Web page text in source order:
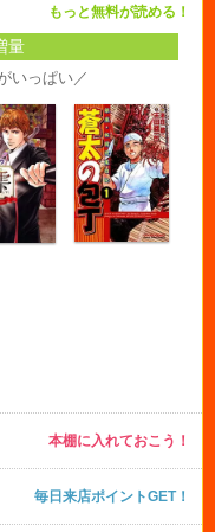
もっと無料が読める！
量
いっぱい／
本棚に入れておこう！
毎日来店ポイントGET！